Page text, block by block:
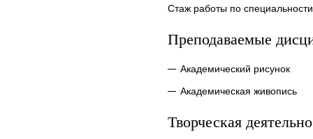
Стаж работы по
Преподаваемые
Академический рисунок
Академическая живопись
Творческая